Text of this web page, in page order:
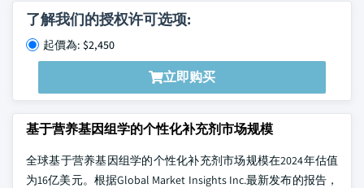
了解我们的授权许可选项:
起價為: $2,450
立即购买
基于营养基因组学的个性化补充剂市场规模
全球基于营养基因组学的个性化补充剂市场规模在2024年估值
为16亿美元。根据Global Market Insights Inc.最新发布的报告，